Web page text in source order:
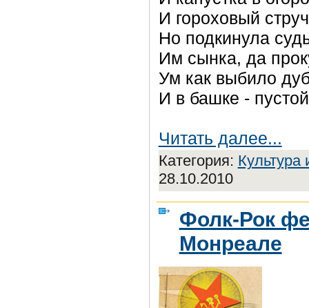
И гороховый
Но подкинула
Им сынка, да
Ум как выбило
И в башке -
Читать далее...
Категория: Культура
28.10.2010
Фолк-Рок
Монреале